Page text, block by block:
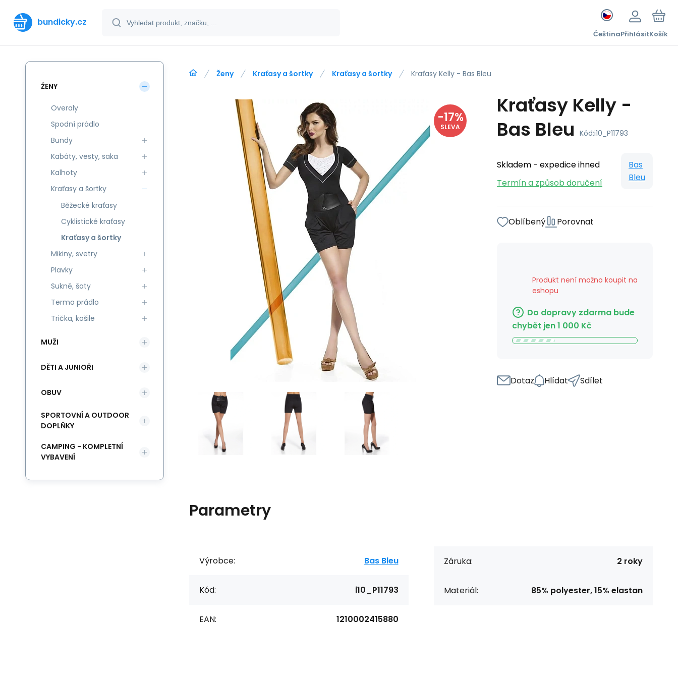
bundicky.cz
ČeštinaPřihlásitKošík
Ženy Kraťasy a šortky Kraťasy a šortky Kraťasy Kelly - Bas Bleu
-17%
SLEVA
Kraťasy Kelly -
Bas Bleu Kód:i10_P11793
Skladem - expedice ihned
Termín a způsob doručení
Bas
Bleu
Oblíbený Porovnat
Produkt není možno koupit na
eshopu
Do dopravy zdarma bude
chybět jen1 000 Kč
Dotaz Hlídat Sdílet
Parametry
Výrobce: Bas Bleu
Kód: i10_P11793
EAN: 1210002415880
Záruka: 2 roky
Materiál: 85% polyester, 15% elastan
ŽENY
Overaly
Spodní prádlo
Bundy
Kabáty, vesty, saka
Kalhoty
Kraťasy a šortky
Běžecké kraťasy
Cyklistické kraťasy
Kraťasy a šortky
Mikiny, svetry
Plavky
Sukně, šaty
Termo prádlo
Trička, košile
MUŽI
DĚTI A JUNIOŘI
OBUV
SPORTOVNÍ A OUTDOOR
DOPLŇKY
CAMPING - KOMPLETNÍ
VYBAVENÍ